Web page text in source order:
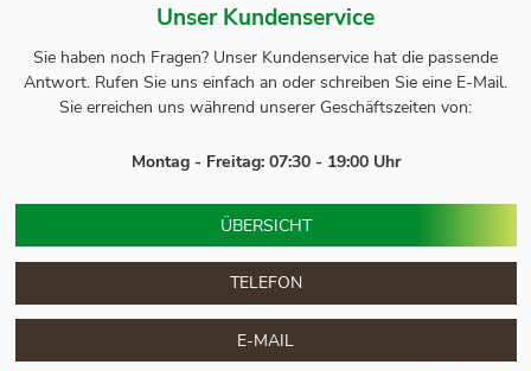
Unser Kundenservice
Sie haben noch Fragen? Unser Kundenservice hat die passende
Antwort. Rufen Sie uns einfach an oder schreiben Sie eine E-Mail.
Sie erreichen uns während unserer Geschäftszeiten von:
Montag - Freitag: 07:30 - 19:00 Uhr
ÜBERSICHT
TELEFON
E-MAIL